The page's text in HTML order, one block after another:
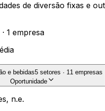
de diversão fixas e
· 1 empresa
e bebidas5 setores · 11 empresas
Oportunidade
n.e.